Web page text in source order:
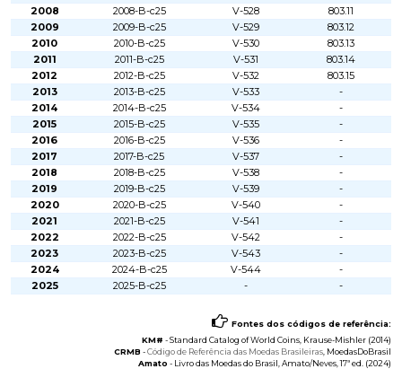
2008
2008-B-c25 V-528
803.11
2009
2009-B-c25 V-529
803.12
2010
2010-B-c25 V-530
803.13
2011
2011-B-c25 V-531
803.14
2012
2012-B-c25 V-532
803.15
2013
2013-B-c25 V-533
-
2014
2014-B-c25 V-534
-
2015
2015-B-c25 V-535
-
2016
2016-B-c25 V-536
-
2017
2017-B-c25 V-537
-
2018
2018-B-c25 V-538
-
2019
2019-B-c25 V-539
-
2020
2020-B-c25 V-540
-
2021
2021-B-c25 V-541
-
2022
2022-B-c25 V-542
-
2023
2023-B-c25 V-543
-
2024
2024-B-c25 V-544
-
2025
2025-B-c25 - -
Fontes dos códigos de referência:
KM# -Standard Catalog of World Coins , Krause-Mishler (2014)
CRMB -Código de Referência das Moedas Brasileiras , MoedasDoBrasil
Amato - Livro das Moedas do Brasil , Amato/Neves, 17ª ed. (2024)